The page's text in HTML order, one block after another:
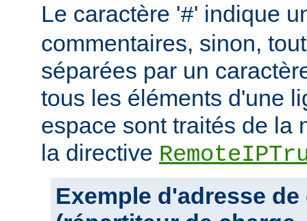
Le caractère '#' indique
commentaires, sinon,
séparées par un
tous les éléments d'une
espace sont traités de la
la directive
Exemple d'adresse